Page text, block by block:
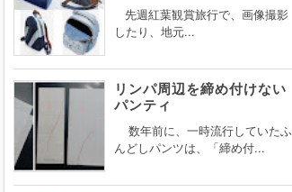
先週紅葉観賞旅行で、画像撮影
したり、地元...
リンパ周辺を締め付けない
パンティ
数年前に、一時流行していたふ
んどしパンツは、「締め付...